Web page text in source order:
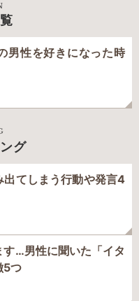
男性を好きになった時
グ
出てしまう行動や発言4
…男性に聞いた「イタ
5つ